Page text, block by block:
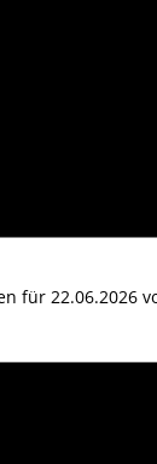
für 22.06.2026